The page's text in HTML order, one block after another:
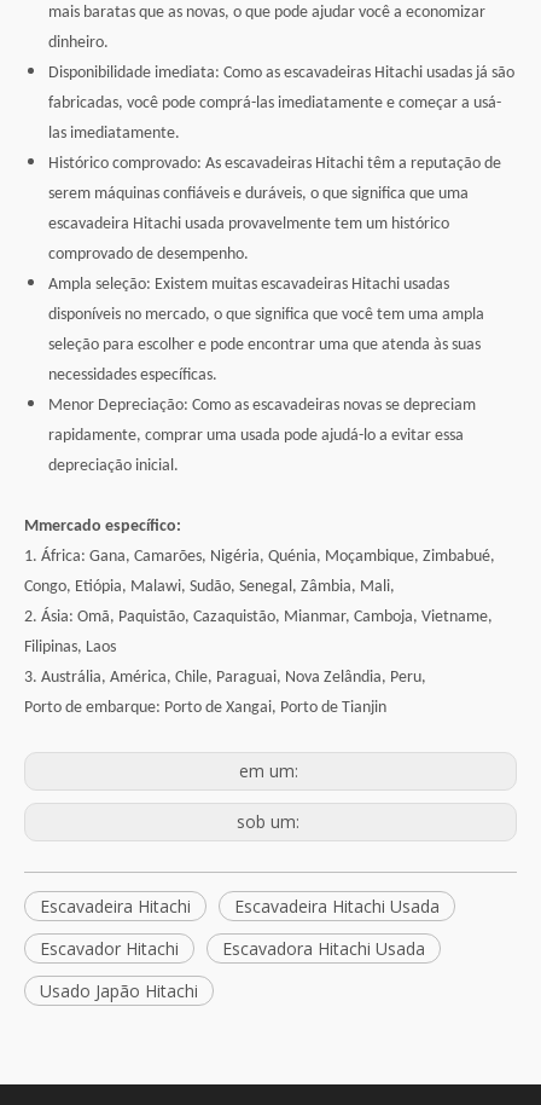
mais baratas que as novas, o que pode ajudar você a economizar
dinheiro.
Disponibilidade imediata: Como as escavadeiras Hitachi usadas já são
fabricadas, você pode comprá-las imediatamente e começar a usá-
las imediatamente.
Histórico comprovado: As escavadeiras Hitachi têm a reputação de
serem máquinas confiáveis ​​e duráveis, o que significa que uma
escavadeira Hitachi usada provavelmente tem um histórico
comprovado de desempenho.
Ampla seleção: Existem muitas escavadeiras Hitachi usadas
disponíveis no mercado, o que significa que você tem uma ampla
seleção para escolher e pode encontrar uma que atenda às suas
necessidades específicas.
Menor Depreciação: Como as escavadeiras novas se depreciam
rapidamente, comprar uma usada pode ajudá-lo a evitar essa
depreciação inicial.
Mmercado específico:
1. África: Gana, Camarões, Nigéria, Quénia, Moçambique, Zimbabué,
Congo, Etiópia, Malawi, Sudão, Senegal, Zâmbia, Mali,
2. Ásia: Omã, Paquistão, Cazaquistão, Mianmar, Camboja, Vietname,
Filipinas, Laos
3. Austrália, América, Chile, Paraguai, Nova Zelândia, Peru,
Porto de embarque: Porto de Xangai, Porto de Tianjin
em um:
sob um:
Escavadeira Hitachi
Escavadeira Hitachi Usada
Escavador Hitachi
Escavadora Hitachi Usada
Usado Japão Hitachi